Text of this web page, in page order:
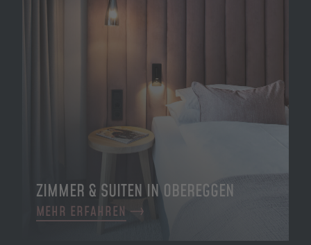
ZIMMER & SUITEN IN OBEREGGEN
MEHR ERFAHREN